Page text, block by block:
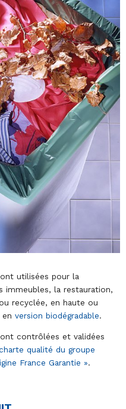
utilisées pour la
immeubles, la restauration,
recyclée, en haute ou
version biodégradable.
contrôlées et validées
qualité du groupe
France Garantie ».